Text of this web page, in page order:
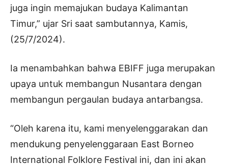
juga ingin memajukan budaya Kalimantan
Timur,” ujar Sri saat sambutannya, Kamis,
(25/7/2024).
Ia menambahkan bahwa EBIFF juga merupakan
upaya untuk membangun Nusantara dengan
membangun pergaulan budaya antarbangsa.
“Oleh karena itu, kami menyelenggarakan dan
mendukung penyelenggaraan East Borneo
International Folklore Festival ini, dan ini akan